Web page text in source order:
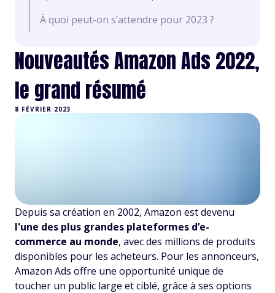
À quoi peut-on s’attendre pour 2023 ?
Nouveautés Amazon Ads 2022,
le grand résumé
8 FÉVRIER 2023
Depuis sa création en 2002, Amazon est devenu
l'une des plus grandes plateformes d’e-
commerce au monde, avec des millions de produits
disponibles pour les acheteurs. Pour les annonceurs,
Amazon Ads offre une opportunité unique de
toucher un public large et ciblé, grâce à ses options